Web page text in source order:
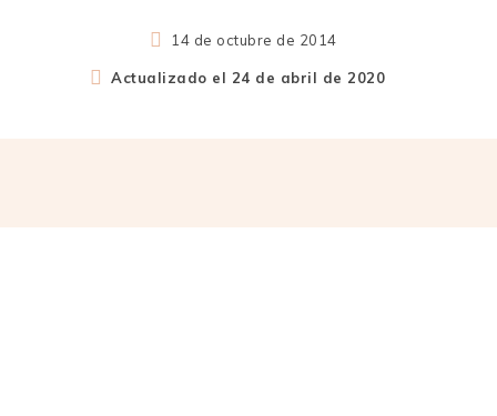
14 de octubre de 2014
Actualizado el 24 de abril de 2020